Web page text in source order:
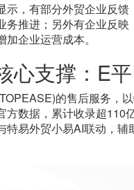
示，有部分外贸企业反
务推进；另外有企业反
加企业运营成本。
心支撑： E
的售后服务，
方数据，累计收录超110
特易外贸小易AI联动，辅